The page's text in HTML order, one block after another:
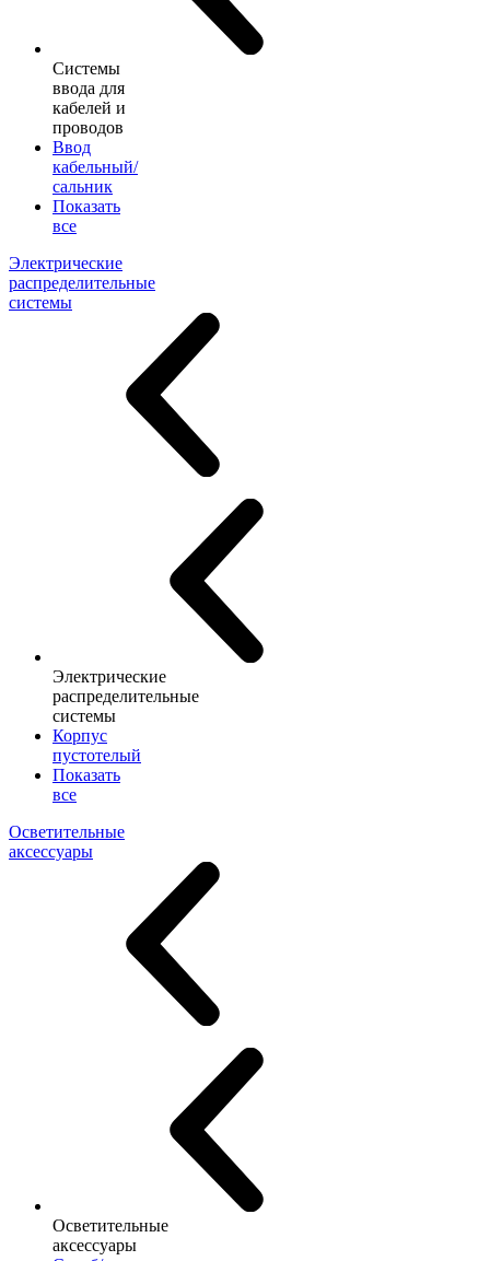
Системы
ввода для
кабелей и
проводов
Ввод
кабельный/
сальник
Показать
все
Электрические
распределительные
системы
Электрические
распределительные
системы
Корпус
пустотелый
Показать
все
Осветительные
аксессуары
Осветительные
аксессуары